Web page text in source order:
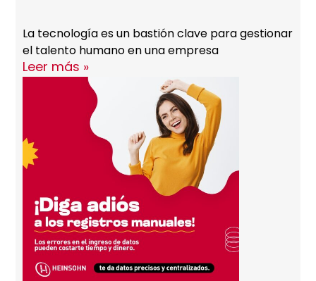
La tecnología es un bastión clave para gestionar
el talento humano en una empresa
Leer más »